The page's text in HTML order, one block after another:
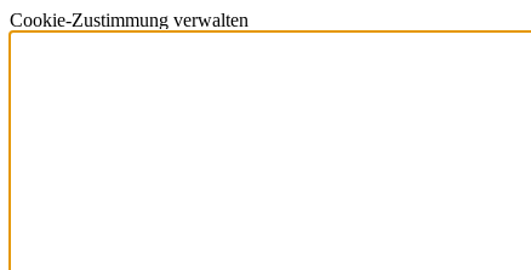
Cookie-Zustimmung verwalten